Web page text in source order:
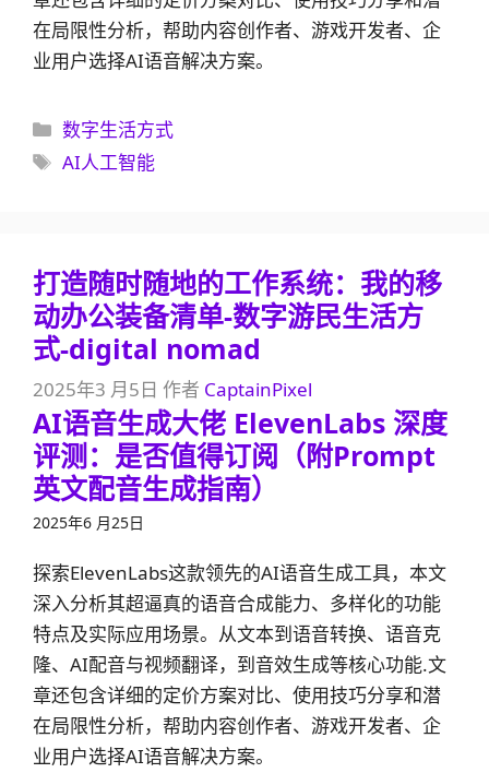
在局限性分析，帮助内容创作者、游戏开发者、企
业用户选择AI语音解决方案。
分
类
数字生活方式
标
AI人工智能
打造随时随地的工作系统：我的移
动办公装备清单-数字游民生活方
式-digital nomad
2025年3 月5日 作者 CaptainPixel
AI语音生成大佬 ElevenLabs 深度
评测：是否值得订阅（附Prompt
英文配音生成指南）
2025年6 月25日
探索ElevenLabs这款领先的AI语音生成工具，本文
深入分析其超逼真的语音合成能力、多样化的功能
特点及实际应用场景。从文本到语音转换、语音克
隆、AI配音与视频翻译，到音效生成等核心功能.文
章还包含详细的定价方案对比、使用技巧分享和潜
在局限性分析，帮助内容创作者、游戏开发者、企
业用户选择AI语音解决方案。